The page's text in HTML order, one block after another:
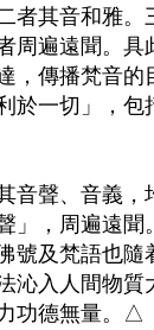
者其音和雅。
周遍遠聞。具
，傳播梵音的
於一切」，包
音聲、音義，
」，周遍遠聞
號及梵語也隨
沁入人間物質